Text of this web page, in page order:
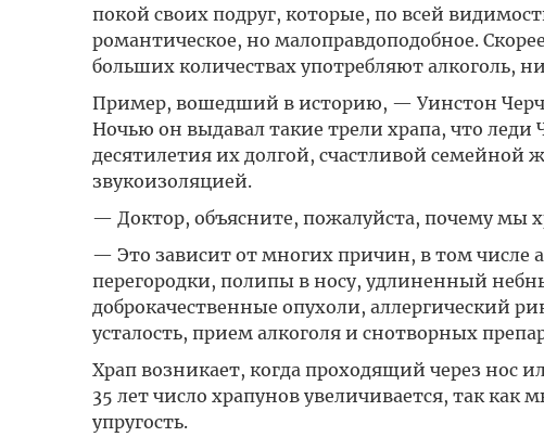
покой своих подруг, которые, по всей
романтическое, но малоправдоподобное.
больших количествах употребляют алкоголь,
Пример, вошедший в историю, — Уинстон
Ночью он выдавал такие трели храпа, что леди
десятилетия их долгой, счастливой семейной
звукоизоляцией.
— Доктор, объясните, пожалуйста, почему мы
— Это зависит от многих причин, в том числе
перегородки, полипы в носу, удлиненный
доброкачественные опухоли, аллергический
усталость, прием алкоголя и снотворных
Храп возникает, когда проходящий через нос
35 лет число храпунов увеличивается, так
упругость.